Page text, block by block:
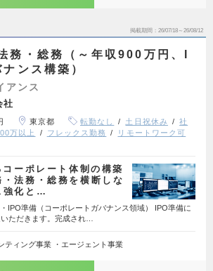
掲載期間 26/07/18～26/08/12
務・総務（～年収900万円、I
ンス構築）
アンス
社
東京都 転勤なし 土日祝休み
社
万以上 フレックス勤務
リモートワーク可
コーポレート体制の構築
法務・総務を横断しな
強化と…
IPO準備（コーポレートガバナンス領域） IPO準備に
ただきます。完成され…
ティング事業 ・エージェント事業